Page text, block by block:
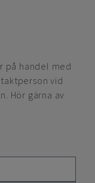
på handel med
vid
Hör gärna av